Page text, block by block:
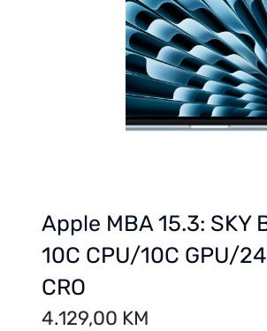
Apple MBA 15.3: SKY
10C CPU/10C GPU/
CRO
4.129,00 KM